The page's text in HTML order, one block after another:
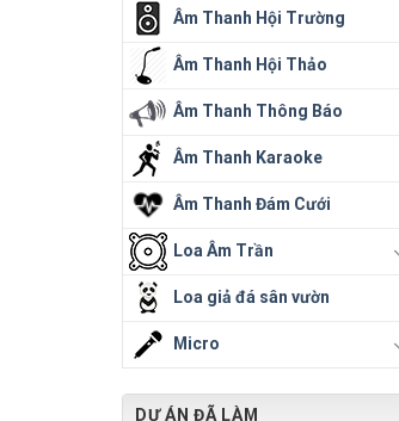
Âm Thanh Hội Trường
Âm Thanh Hội Thảo
Âm Thanh Thông Báo
Âm Thanh Karaoke
Âm Thanh Đám Cưới
Loa Âm Trần
Loa giả đá sân vườn
Micro
DỰ ÁN ĐÃ LÀM